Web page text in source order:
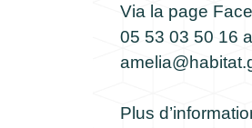
Via la page
05 53 03 50 16
Plus